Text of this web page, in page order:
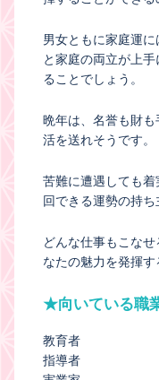
男女ともに家庭運
と家庭の両立が上
ることでしょう。
晩年は、名誉も財
活を送れそうです。
苦難に遭遇しても
回できる運勢の持ち
どんな仕事もこな
なたの魅力を発揮す
★向いている職
教育者
指導者